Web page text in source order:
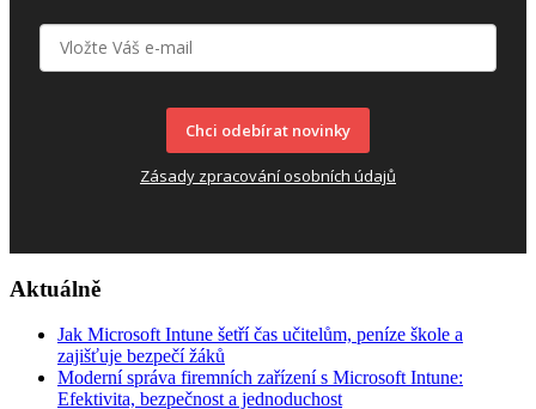
Chci odebírat novinky
Zásady zpracování osobních údajů
Aktuálně
Jak Microsoft Intune šetří čas učitelům, peníze škole a
zajišťuje bezpečí žáků
Moderní správa firemních zařízení s Microsoft Intune:
Efektivita, bezpečnost a jednoduchost